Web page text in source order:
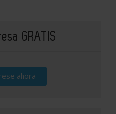
GRATIS
ahora